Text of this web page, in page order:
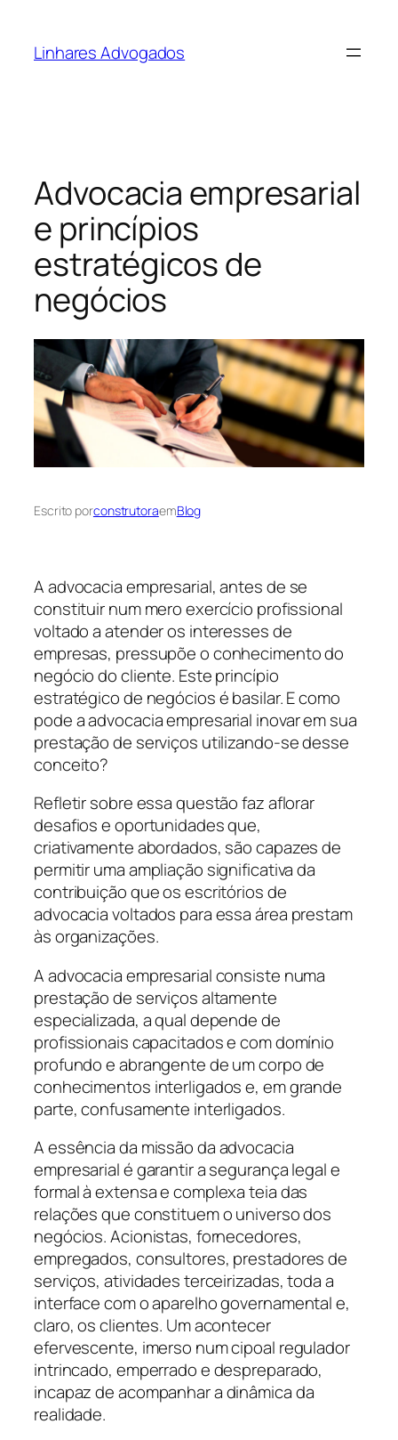
Linhares Advogados
Advocacia empresarial
e princípios
estratégicos de
negócios
Escrito porconstrutoraemBlog
A advocacia empresarial, antes de se
constituir num mero exercício profissional
voltado a atender os interesses de
empresas, pressupõe o conhecimento do
negócio do cliente. Este princípio
estratégico de negócios é basilar. E como
pode a advocacia empresarial inovar em sua
prestação de serviços utilizando-se desse
conceito?
Refletir sobre essa questão faz aflorar
desafios e oportunidades que,
criativamente abordados, são capazes de
permitir uma ampliação significativa da
contribuição que os escritórios de
advocacia voltados para essa área prestam
às organizações.
A advocacia empresarial consiste numa
prestação de serviços altamente
especializada, a qual depende de
profissionais capacitados e com domínio
profundo e abrangente de um corpo de
conhecimentos interligados e, em grande
parte, confusamente interligados.
A essência da missão da advocacia
empresarial é garantir a segurança legal e
formal à extensa e complexa teia das
relações que constituem o universo dos
negócios. Acionistas, fornecedores,
empregados, consultores, prestadores de
serviços, atividades terceirizadas, toda a
interface com o aparelho governamental e,
claro, os clientes. Um acontecer
efervescente, imerso num cipoal regulador
intrincado, emperrado e despreparado,
incapaz de acompanhar a dinâmica da
realidade.